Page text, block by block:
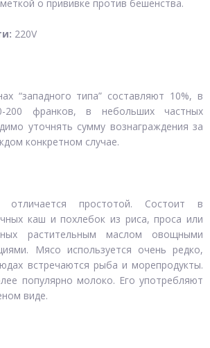
о прививке против бешенства.
220V
“западного типа” составляют 10%, в
200 франков, в небольших частных
уточнять сумму вознаграждения за
конкретном случае.
отличается простотой. Состоит в
каш и похлебок из риса, проса или
растительным маслом овощными
Мясо используется очень редко,
встречаются рыба и морепродукты.
популярно молоко. Его употребляют
виде.